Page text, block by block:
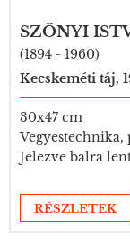
SZŐNYI
(1894 - 1960)
Kecskeméti táj,
30x47 cm
Vegyestechnika,
Jelezve balra
RÉSZLETEK